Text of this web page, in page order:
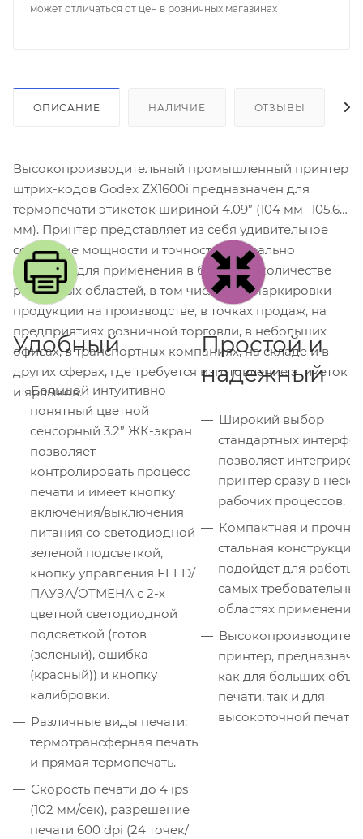
может отличаться от цен в розничных магазинах
ОПИСАНИЕ НАЛИЧИЕ ОТЗЫВЫ
Высокопроизводительный промышленный принтер
штрих-кодов Godex ZX1600i предназначен для
термопечати этикеток шириной 4.09” (104 мм- 105.6
мм). Принтер представляет из себя удивительное
сочетание мощности и точности и идеально
подходит для применения в большом количестве
различных областей, в том числе для маркировки
продукции на производстве, в точках продаж, на
предприятиях розничной торговли, в небольших
офисах, в транспортных компаниях, на складе и в
других сферах, где требуется изготовление этикеток
и ярлыков.
Удобный
Большой интуитивно
понятный цветной
сенсорный 3.2” ЖК-экран
позволяет
контролировать процесс
печати и имеет кнопку
включения/выключения
питания со светодиодной
зеленой подсветкой,
кнопку управления FEED/
ПАУЗА/ОТМЕНА с 2-х
цветной светодиодной
подсветкой (готов
(зеленый), ошибка
(красный)) и кнопку
калибровки.
Различные виды печати:
термотрансферная печать
и прямая термопечать.
Скорость печати до 4 ips
(102 мм/сек), разрешение
печати 600 dpi (24 точек/
Простой и
надежный
Широкий выбор
стандартных
позволяет
принтер сразу в
рабочих процессов.
Компактная и
стальная конструкция
подойдет для работы
самых требовательных
областях применения.
принтер,
как для больших
печати, так и для
высокоточной печати.